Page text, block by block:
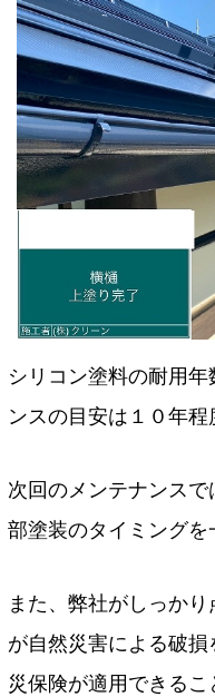
シリコン塗料の耐用
ンスの目安は１０年程
次回のメンテナンス
部塗装のタイミングを
また、弊社がしっか
が自然災害による破
災保険が適用できるこ